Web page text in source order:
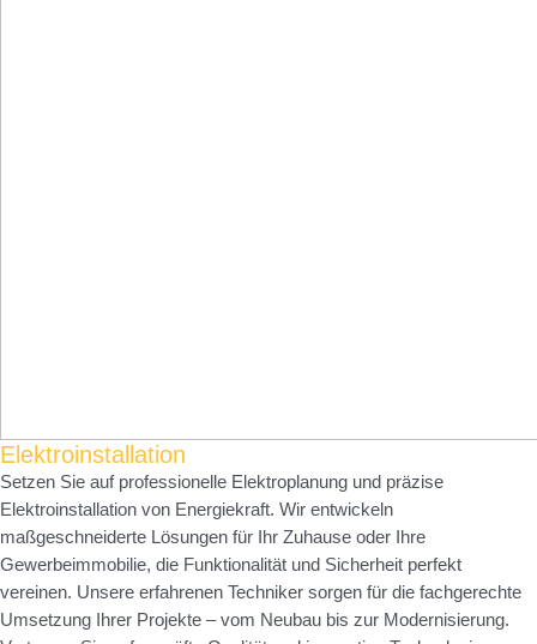
Elektroinstallation
Setzen Sie auf professionelle Elektroplanung und präzise
Elektroinstallation von Energiekraft. Wir entwickeln
maßgeschneiderte Lösungen für Ihr Zuhause oder Ihre
Gewerbeimmobilie, die Funktionalität und Sicherheit perfekt
vereinen. Unsere erfahrenen Techniker sorgen für die fachgerechte
Umsetzung Ihrer Projekte – vom Neubau bis zur Modernisierung.